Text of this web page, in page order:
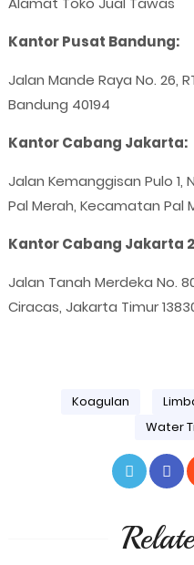
Kantor Pusat Bandung:
Jalan Mande Raya No. 26,
Bandung 40194
Kantor Cabang Jakarta:
Jalan Kemanggisan Pulo 1,
Pal Merah, Kecamatan Pal
Kantor Cabang Jakarta
Jalan Tanah Merdeka No.
Ciracas, Jakarta Timur
Koagulan
Water